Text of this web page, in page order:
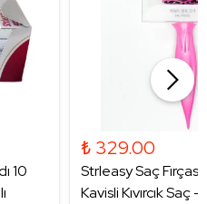
10
₺ 329.00
Strleasy Saç Fırçası
Kavisli Kıvırcık Saç